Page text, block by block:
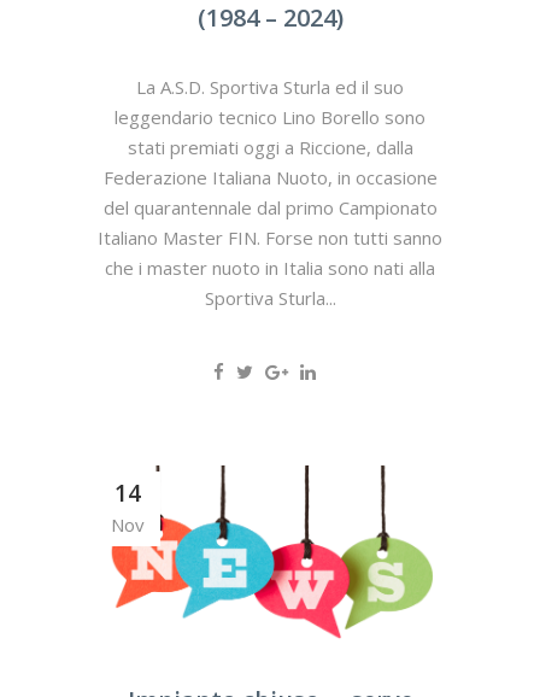
(1984 – 2024)
La A.S.D. Sportiva Sturla ed il suo
leggendario tecnico Lino Borello sono
stati premiati oggi a Riccione, dalla
Federazione Italiana Nuoto, in occasione
del quarantennale dal primo Campionato
Italiano Master FIN. Forse non tutti sanno
che i master nuoto in Italia sono nati alla
Sportiva Sturla...
14
Nov